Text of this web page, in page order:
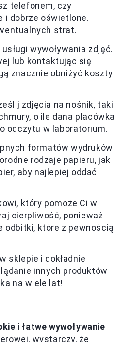
telefonem, czy
i dobrze oświetlone.
strat.
wywoływania zdjęć.
lub kontaktując się
znacznie obniżyć koszty
zdjęcia na nośnik, taki
o ile dana placówka
odczytu w laboratorium.
formatów wydruków
rodzaje papieru, jak
aby najlepiej oddać
który pomoże Ci w
cierpliwość, ponieważ
które z pewnością
sklepie i dokładnie
innych produktów
na wiele lat!
i łatwe wywoływanie
wystarczy, że